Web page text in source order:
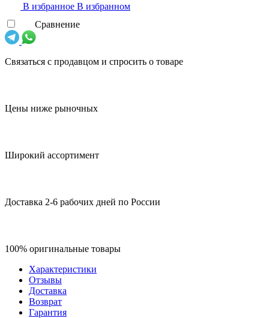
В избранноe В избранном
Сравнение
Связаться с продавцом и спросить о товаре
Цены ниже рыночных
Широкий ассортимент
Доставка 2-6 рабочих дней по России
100% оригинальные товары
Характеристики
Отзывы
Доставка
Возврат
Гарантия